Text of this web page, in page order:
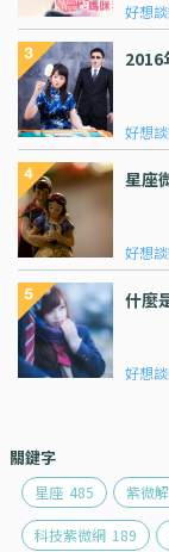
好想
2016
好想
星座
好想
什麼
好想
關鍵字
星座 485 紫微
科技紫微網 189